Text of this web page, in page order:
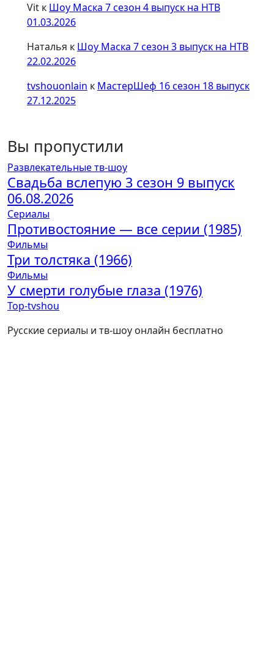
Vit к Шоу Маска 7 сезон 4 выпуск на НТВ
01.03.2026
Наталья к Шоу Маска 7 сезон 3 выпуск на НТВ
22.02.2026
tvshouonlain к МастерШеф 16 сезон 18 выпуск
27.12.2025
Вы пропустили
Развлекательные тв-шоу
Свадьба вслепую 3 сезон 9 выпуск
06.08.2026
Сериалы
Противостояние — все серии (1985)
Фильмы
Три толстяка (1966)
Фильмы
У смерти голубые глаза (1976)
Top-tvshou
Русские сериалы и тв-шоу онлайн бесплатно